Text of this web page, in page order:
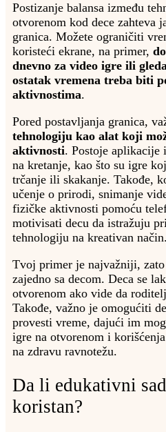
Postizanje balansa između
otvorenom kod dece zahteva
granica. Možete ograničiti
koristeći ekrane, na primer,
dnevno za video igre ili
ostatak vremena treba biti
aktivnostima.
Pored postavljanja granica,
tehnologiju kao alat koji
aktivnosti. Postoje aplikacije
na kretanje, kao što su igre
trčanje ili skakanje. Takođe,
učenje o prirodi, snimanje
fizičke aktivnosti pomoću
motivisati decu da istražuju
tehnologiju na kreativan način.
Tvoj primer je najvažniji,
zajedno sa decom. Deca se
otvorenom ako vide da
Takođe, važno je omogućiti
provesti vreme, dajući im
igre na otvorenom i
na zdravu ravnotežu.
Da li edukativni
koristan?